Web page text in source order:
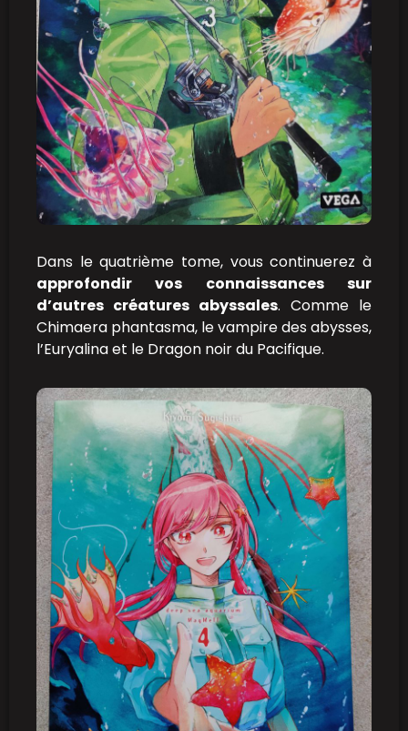
Dans le quatrième tome, vous continuerez à
approfondir vos connaissances sur
d’autres créatures abyssales. Comme le
Chimaera phantasma, le vampire des abysses,
l’Euryalina et le Dragon noir du Pacifique.